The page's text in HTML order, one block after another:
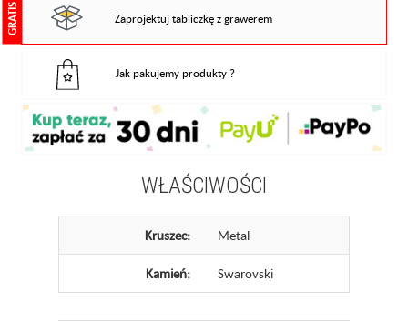
GRATIS Zaprojektuj tabliczkę z grawerem
Jak pakujemy produkty ?
WŁAŚCIWOŚCI
Kruszec: Metal
Kamień: Swarovski